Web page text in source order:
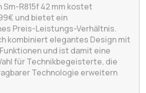
Sm-R815f 42 mm kostet
und bietet ein
Preis-Leistungs-Verhältnis.
kombiniert elegantes Design mit
und ist damit eine
für Technikbegeisterte, die
Technologie erweitern